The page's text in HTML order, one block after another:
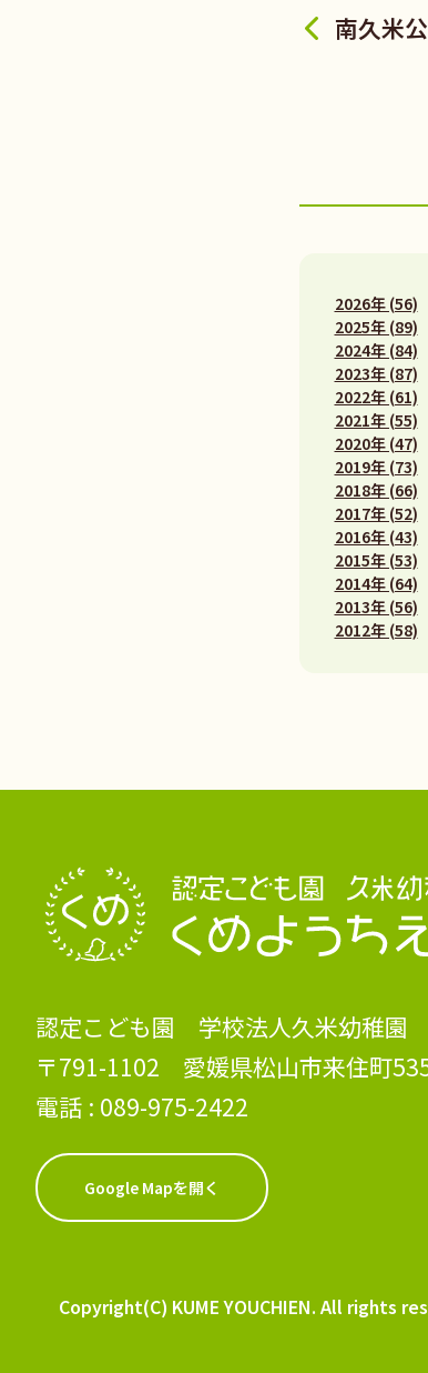
南久米
2026年 (56)
2025年 (89)
2024年 (84)
2023年 (87)
2022年 (61)
2021年 (55)
2020年 (47)
2019年 (73)
2018年 (66)
2017年 (52)
2016年 (43)
2015年 (53)
2014年 (64)
2013年 (56)
2012年 (58)
認定こども園 学校法人久米幼稚園
〒791-1102 愛媛県松山市来住町
電話 : 089-975-2422
Google Mapを開く
Copyright(C) KUME YOUCHIEN. All rights